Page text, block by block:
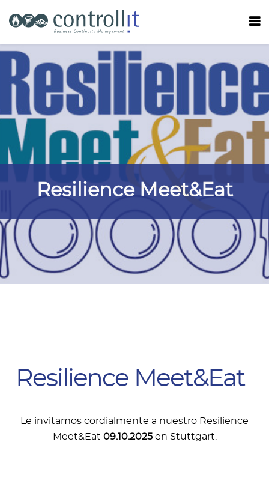
Resilience Meet&Eat
Resilience Meet&Eat
Le invitamos cordialmente a nuestro Resilience
Meet&Eat 09.10.2025en Stuttgart.